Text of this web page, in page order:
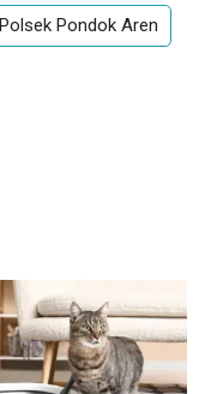
Polsek Pondok Aren